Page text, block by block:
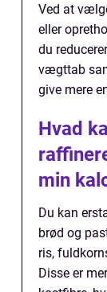
Ved at
eller
du
vægttab
give mere
Hvad
min
Du kan
brød og
ris,
Disse er